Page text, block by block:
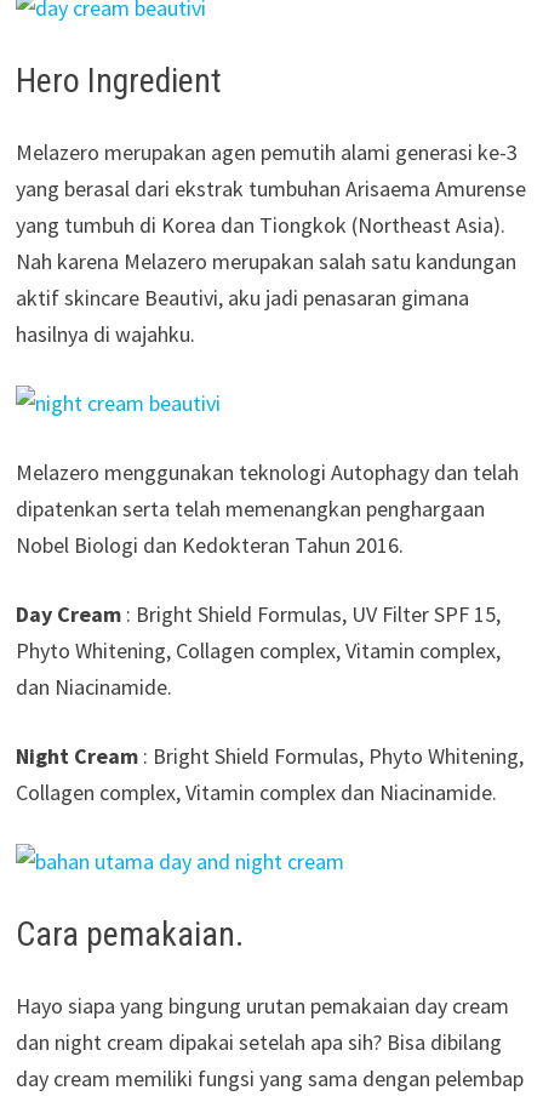
Hero Ingredient
Melazero merupakan agen pemutih alami generasi ke-3
yang berasal dari ekstrak tumbuhan Arisaema Amurense
yang tumbuh di Korea dan Tiongkok (Northeast Asia).
Nah karena Melazero merupakan salah satu kandungan
aktif skincare Beautivi, aku jadi penasaran gimana
hasilnya di wajahku.
Melazero menggunakan teknologi Autophagy dan telah
dipatenkan serta telah memenangkan penghargaan
Nobel Biologi dan Kedokteran Tahun 2016.
Day Cream: Bright Shield Formulas, UV Filter SPF 15,
Phyto Whitening, Collagen complex, Vitamin complex,
dan Niacinamide.
Night Cream: Bright Shield Formulas, Phyto Whitening,
Collagen complex, Vitamin complex dan Niacinamide.
Cara pemakaian.
Hayo siapa yang bingung urutan pemakaian day cream
dan night cream dipakai setelah apa sih? Bisa dibilang
day cream memiliki fungsi yang sama dengan pelembap